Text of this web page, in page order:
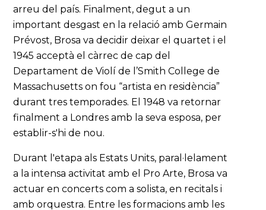
arreu del país. Finalment, degut a un
important desgast en la relació amb Germain
Prévost, Brosa va decidir deixar el quartet i el
1945 acceptà el càrrec de cap del
Departament de Violí de l’Smith College de
Massachusetts on fou “artista en residència”
durant tres temporades. El 1948 va retornar
finalment a Londres amb la seva esposa, per
establir-s'hi de nou.
Durant l'etapa als Estats Units, paral·lelament
a la intensa activitat amb el Pro Arte, Brosa va
actuar en concerts com a solista, en recitals i
amb orquestra. Entre les formacions amb les